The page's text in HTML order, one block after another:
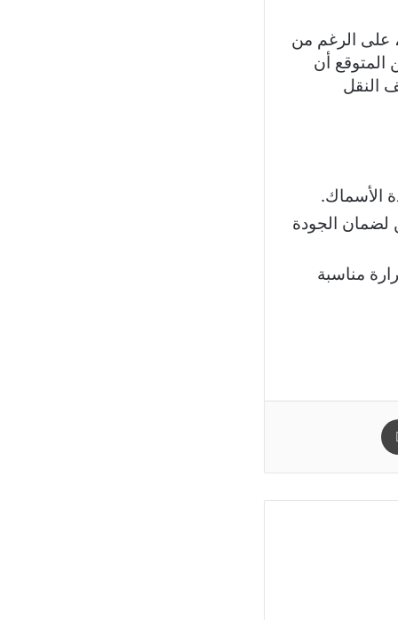
السابقة، على الرغم من
المتوقع أن
النقل
الأسماك.
لضمان الجودة
مناسبة